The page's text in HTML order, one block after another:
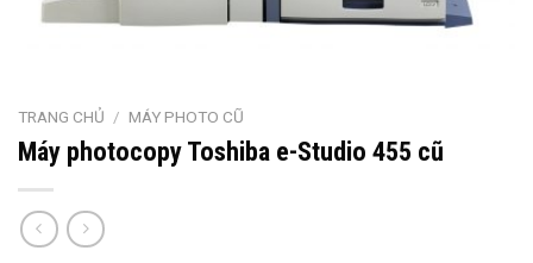
TRANG CHỦ / MÁY PHOTO CŨ
Máy photocopy Toshiba e-Studio 455 cũ